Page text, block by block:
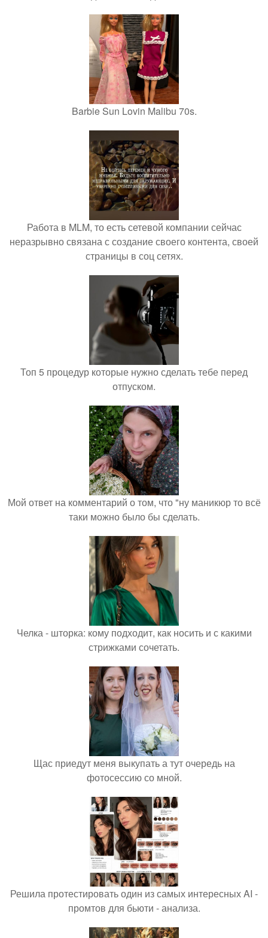
Barbie Sun Lovin Malibu 70s.
Работа в MLM, то есть сетевой компании сейчас
неразрывно связана с создание своего контента, своей
страницы в соц сетях.
Топ 5 процедур которые нужно сделать тебе перед
отпуском.
Мой ответ на комментарий о том, что "ну маникюр то всё
таки можно было бы сделать.
Челка - шторка: кому подходит, как носить и с какими
стрижками сочетать.
Щас приедут меня выкупать а тут очередь на
фотосессию со мной.
Решила протестировать один из самых интересных AI -
промтов для бьюти - анализа.